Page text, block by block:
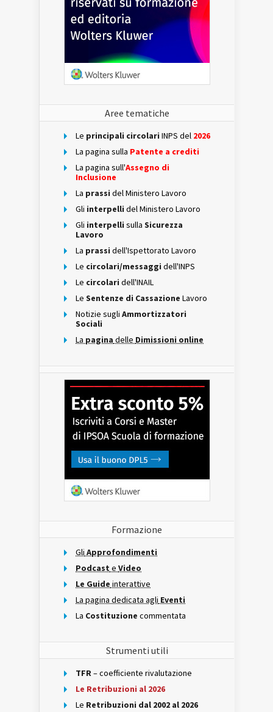
Aree tematiche
Le principali circolari INPS del 2026
La pagina sulla Patente a crediti
La pagina sull'Assegno di
Inclusione
La prassi del Ministero Lavoro
Gli interpelli del Ministero Lavoro
Gli interpelli sulla Sicurezza
Lavoro
La prassi dell'Ispettorato Lavoro
Le circolari/messaggi dell'INPS
Le circolari dell'INAIL
Le Sentenze di Cassazione Lavoro
Notizie sugli Ammortizzatori
Sociali
La pagina delle Dimissioni online
Formazione
Gli Approfondimenti
Podcast e Video
Le Guide interattive
La pagina dedicata agli Eventi
La Costituzione commentata
Strumenti utili
TFR– coefficiente rivalutazione
Le Retribuzioni al 2026
Le Retribuzioni dal 2002 al 2026